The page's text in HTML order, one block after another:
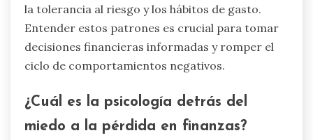
la tolerancia al riesgo y los hábitos de gasto.
Entender estos patrones es crucial para tomar
decisiones financieras informadas y romper el
ciclo de comportamientos negativos.
¿Cuál es la psicología detrás del
miedo a la pérdida en finanzas?